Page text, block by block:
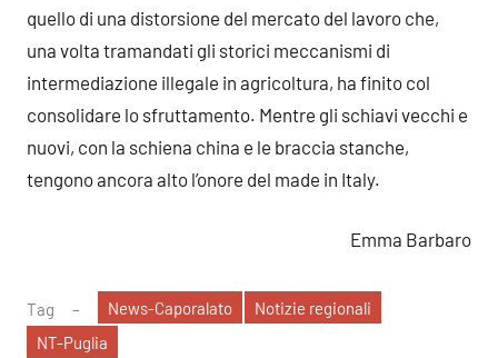
quello di una distorsione del mercato del lavoro che,
una volta tramandati gli storici meccanismi di
intermediazione illegale in agricoltura, ha finito col
consolidare lo sfruttamento. Mentre gli schiavi vecchi e
nuovi, con la schiena china e le braccia stanche,
tengono ancora alto l’onore del made in Italy.
Emma Barbaro
Tag News-Caporalato
Notizie regionali
NT-Puglia